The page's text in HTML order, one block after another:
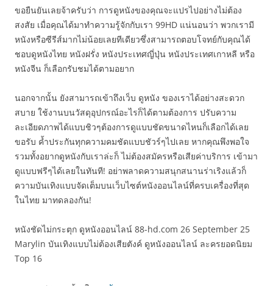
ขอยืนยันเลยจ้าครับว่า การดูหนังของคุณจะแปรไปอย่างไม่ต้อง
สงสัย เมื่อคุณได้มาทำความรู้จักกับเรา 99HD แน่นอนว่า พวกเรามี
หนังหรือซีรีส์มากไม่น้อยเลยทีเดียวซึ่งสามารถตอบโจทย์กับคุณได้
ชอบดูหนังไทย หนังฝรั่ง หนังประเทศญี่ปุ่น หนังประเทศเกาหลี หรือ
หนังจีน ก็เลือกรับชมได้ตามอยาก
นอกจากนั้น ยังสามารถเข้าถึงเว็บ ดูหนัง ของเราได้อย่างสะดวก
สบาย ใช้งานบนวัสดุอุปกรณ์อะไรก็ได้ตามต้องการ ปรับความ
ละเอียดภาพได้แบบชิวๆต้องการดูแบบชัดขนาดไหนก็เลือกได้เลย
ขอรับ ค้ำประกันทุกความคมชัดแบบชัวร์ๆไปเลย หากคุณพึงพอใจ
รวมทั้งอยากดูหนังกับเราล่ะก็ ไม่ต้องสมัครหรือเสียค่าบริการ เข้ามา
ดูแบบฟรีๆได้เลยในทันที! อย่าพลาดความสนุกสนานร่าเริงแล้วก็
ความบันเทิงแบบจัดเต็มบนเว็บไซต์หนังออนไลน์ที่ครบเครื่องที่สุด
ในไทย มาทดลองกัน!
หนังชัดไม่กระตุก ดูหนังออนไลน์ 88-hd.com 26 September 25
Marylin บันเทิงแบบไม่ต้องเสียตังค์ ดูหนังออนไลน์ ละครยอดนิยม
Top 16